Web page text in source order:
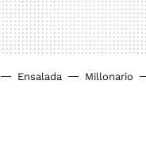
Ensalada Millonario